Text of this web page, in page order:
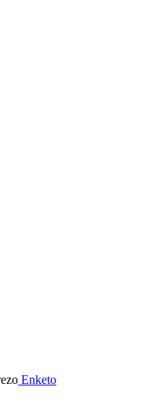
Enketo